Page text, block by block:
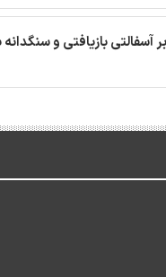
آسفالتی بازیافتی و سنگدانه